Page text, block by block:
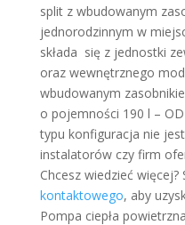
split z wbudowanym
jednorodzinnym w
składa się z jednostki
oraz wewnętrznego
wbudowanym
o pojemności 190 l –
typu konfiguracja nie
instalatorów czy firm
Chcesz wiedzieć więcej?
kontaktowego, aby
Pompa ciepła